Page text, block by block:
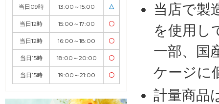
当日09時 13:00～15:00 △
当日12時 15:00～17:00 〇
当日12時 16:00～18:00 〇
当日15時 18:00～20:00 〇
当日15時 19:00～21:00 〇
当店で製
を使用し
一部、国
ケージに
計量商品